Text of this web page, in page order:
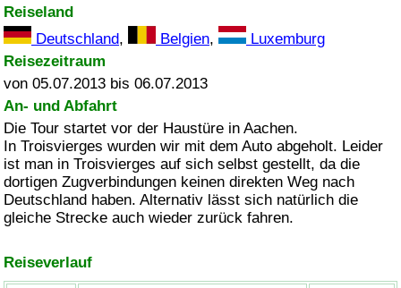
Reiseland
Deutschland, Belgien,
Luxemburg
Reisezeitraum
von 05.07.2013 bis 06.07.2013
An- und Abfahrt
Die Tour startet vor der Haustüre in Aachen.
In Troisvierges wurden wir mit dem Auto abgeholt. Leider
ist man in Troisvierges auf sich selbst gestellt, da die
dortigen Zugverbindungen keinen direkten Weg nach
Deutschland haben. Alternativ lässt sich natürlich die
gleiche Strecke auch wieder zurück fahren.
Reiseverlauf